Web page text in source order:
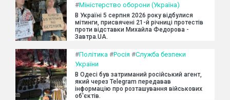
#Міністерство оборони (Україна)
В Україні 5 серпня 2026 року відбулися
мітинги, присвячені 21-й річниці протестів
проти відставки Михайла Федорова -
Завтра.UA.
#Політика #Росія #Служба безпеки
України
В Одесі був затриманий російський агент,
який через Telegram передавав
інформацію про розташування військових
об'єктів.